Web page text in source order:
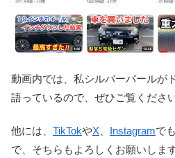
動画内では、私シルバーパールが
語っているので、ぜひご覧くださ
他には、 TikTokやX Instagramで
で、そちらもよろしくお願いしま